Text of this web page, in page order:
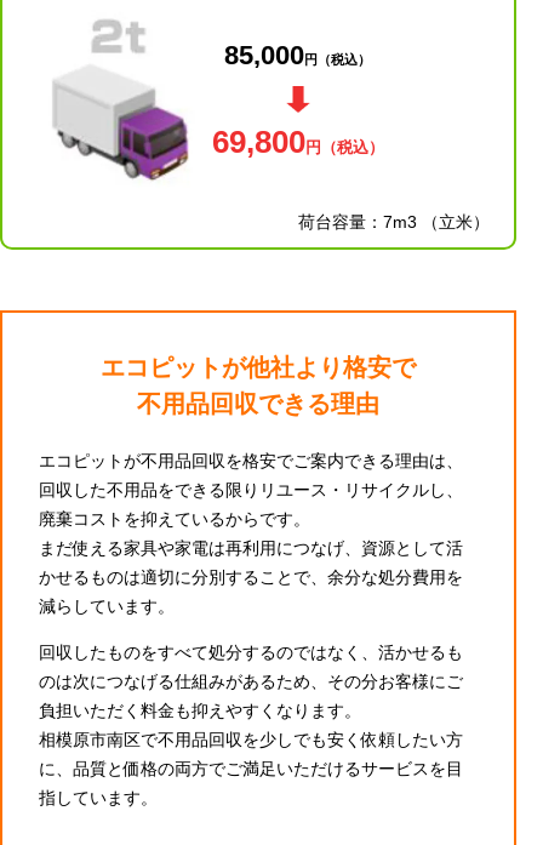
85,000円 （税込）
69,800円 （税込）
荷台容量：7m3 （立米）
エコピットが他社より格安で
不用品回収できる理由
エコピットが不用品回収を格安でご案内できる理由は、
回収した不用品をできる限りリユース・リサイクルし、
廃棄コストを抑えているからです。
まだ使える家具や家電は再利用につなげ、資源として活
かせるものは適切に分別することで、余分な処分費用を
減らしています。
回収したものをすべて処分するのではなく、活かせるも
のは次につなげる仕組みがあるため、その分お客様にご
負担いただく料金も抑えやすくなります。
相模原市南区で不用品回収を少しでも安く依頼したい方
に、品質と価格の両方でご満足いただけるサービスを目
指しています。